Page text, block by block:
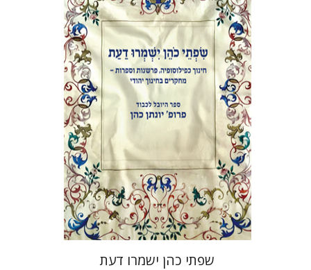
אלי הולצר אבינועם רוזנק
הנחת אתר ספר מודפס
$46
$41
שפתי כהן ישמרו דעת